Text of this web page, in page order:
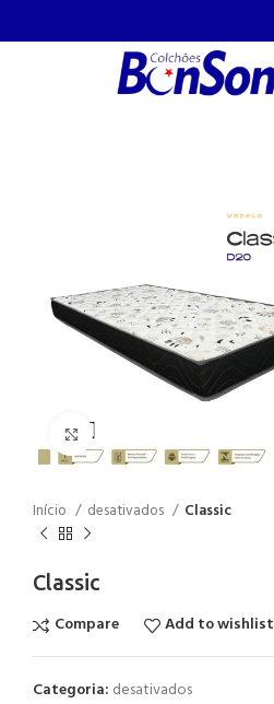
Click to enlarge
Início desativados Classic
Classic
Compare
Add to wishlist
Categoria: desativados